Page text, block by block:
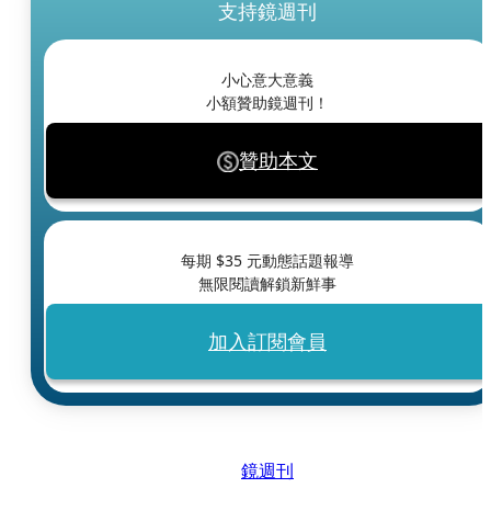
支持鏡週刊
小心意大意義
小額贊助鏡週刊！
贊助本文
每期 $35 元動態話題報導
無限閱讀解鎖新鮮事
加入訂閱會員
鏡週刊